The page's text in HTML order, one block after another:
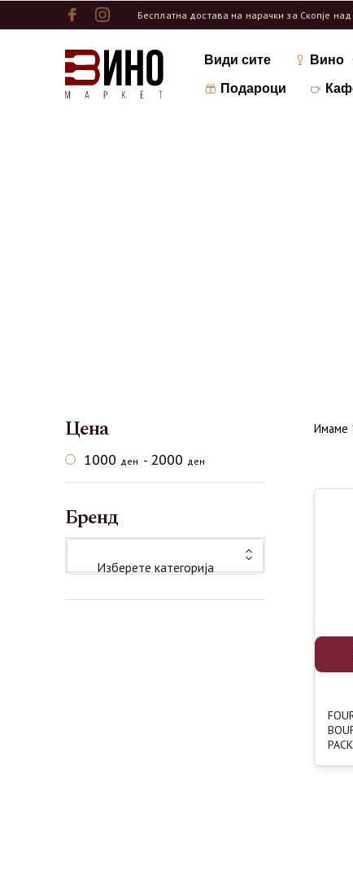
Бесплатна достава на нарачки за Скопје
Види сите Вино
Подароци
Цена
1000 ден - 2000 ден
Бренд
Изберете категорија
Имаме
PACK